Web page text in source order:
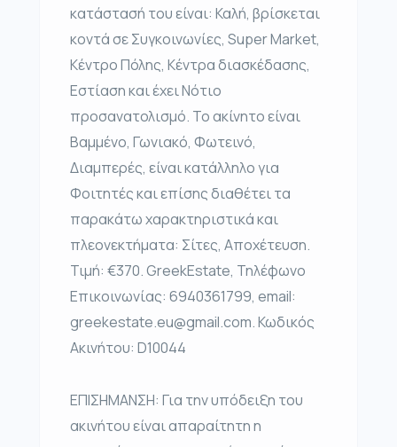
κατάστασή του είναι: Καλή, βρίσκεται
κοντά σε Συγκοινωνίες, Super Market,
Κέντρο Πόλης, Κέντρα διασκέδασης,
Εστίαση και έχει Νότιο
προσανατολισμό. Το ακίνητο είναι
Βαμμένο, Γωνιακό, Φωτεινό,
Διαμπερές, είναι κατάλληλο για
Φοιτητές και επίσης διαθέτει τα
παρακάτω χαρακτηριστικά και
πλεονεκτήματα: Σίτες, Αποχέτευση.
Τιμή: €370. GreekEstate, Τηλέφωνο
Επικοινωνίας: 6940361799, email:
greekestate.eu@gmail.com. Κωδικός
Ακινήτου: D10044
ΕΠΙΣΗΜΑΝΣΗ: Για την υπόδειξη του
ακινήτου είναι απαραίτητη η